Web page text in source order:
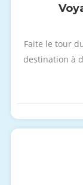
Faite le tour
destination à